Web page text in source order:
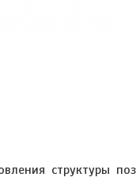
структуры